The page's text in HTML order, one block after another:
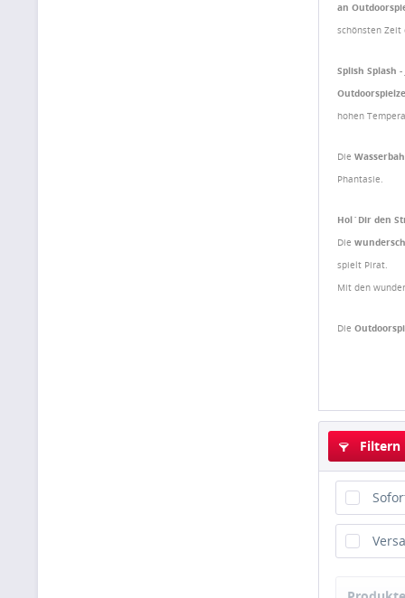
an
schönsten Zeit
Splish Splash
hohen
Die
Phantasie.
Hol`Dir den
Die
spielt Pirat.
Mit den
Die
Filtern